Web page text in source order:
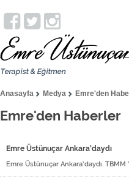
Emre'den
Medya
Anasayfa
Emre'den Haberler
Emre Üstünuçar Ankara’daydı
Emre Üstünuçar Ankara’daydı.